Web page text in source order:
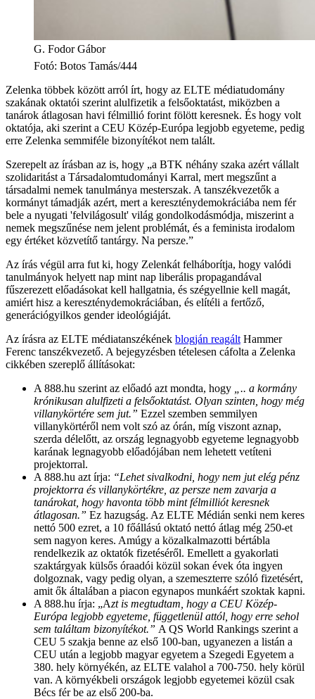
G. Fodor Gábor
Fotó: Botos Tamás/444
Zelenka többek között arról írt, hogy az ELTE médiatudomány
szakának oktatói szerint alulfizetik a felsőoktatást, miközben a
tanárok átlagosan havi félmillió forint fölött keresnek. És hogy volt
oktatója, aki szerint a CEU Közép-Európa legjobb egyeteme, pedig
erre Zelenka semmiféle bizonyítékot nem talált.
Szerepelt az írásban az is, hogy „a BTK néhány szaka azért vállalt
szolidaritást a Társadalomtudományi Karral, mert megszűnt a
társadalmi nemek tanulmánya mesterszak. A tanszékvezetők a
kormányt támadják azért, mert a kereszténydemokráciába nem fér
bele a nyugati 'felvilágosult' világ gondolkodásmódja, miszerint a
nemek megszűnése nem jelent problémát, és a feminista irodalom
egy értéket közvetítő tantárgy. Na persze.”
Az írás végül arra fut ki, hogy Zelenkát felháborítja, hogy valódi
tanulmányok helyett nap mint nap liberális propagandával
fűszerezett előadásokat kell hallgatnia, és szégyellnie kell magát,
amiért hisz a kereszténydemokráciában, és elítéli a fertőző,
generációgyilkos gender ideológiáját.
Az írásra az ELTE médiatanszékének blogján reagált Hammer
Ferenc tanszékvezető. A bejegyzésben tételesen cáfolta a Zelenka
cikkében szereplő állításokat:
A 888.hu szerint az előadó azt mondta, hogy
„.. a kormány
krónikusan alulfizeti a felsőoktatást. Olyan szinten, hogy még
villanykörtére sem jut.” Ezzel szemben semmilyen
villanykörtéről nem volt szó az órán, míg viszont aznap,
szerda délelőtt, az ország legnagyobb egyeteme legnagyobb
karának legnagyobb előadójában nem lehetett vetíteni
projektorral.
A 888.hu azt írja: “Lehet sivalkodni, hogy nem jut elég pénz
projektorra és villanykörtékre, az persze nem zavarja a
tanárokat, hogy havonta több mint félmilliót keresnek
átlagosan.” Ez hazugság. Az ELTE Médián senki nem keres
nettó 500 ezret, a 10 főállású oktató nettó átlag még 250-et
sem nagyon keres. Amúgy a közalkalmazotti bértábla
rendelkezik az oktatók fizetéséről. Emellett a gyakorlati
szaktárgyak külsős óraadói közül sokan évek óta ingyen
dolgoznak, vagy pedig olyan, a szemeszterre szóló fizetésért,
amit ők általában a piacon egynapos munkáért szoktak kapni.
A 888.hu írja: „Azt is megtudtam, hogy a CEU Közép-
Európa legjobb egyeteme, függetlenül attól, hogy erre sehol
sem találtam bizonyítékot.” A QS World Rankings szerint a
CEU 5 szakja benne az első 100-ban, ugyanezen a listán a
CEU után a legjobb magyar egyetem a Szegedi Egyetem a
380. hely környékén, az ELTE valahol a 700-750. hely körül
van. A környékbeli országok legjobb egyetemei közül csak
Bécs fér be az első 200-ba.